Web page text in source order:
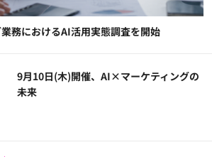
務におけるAI活用実態調査を開始
9月10日(木)開催、AI×マーケティングの
未来